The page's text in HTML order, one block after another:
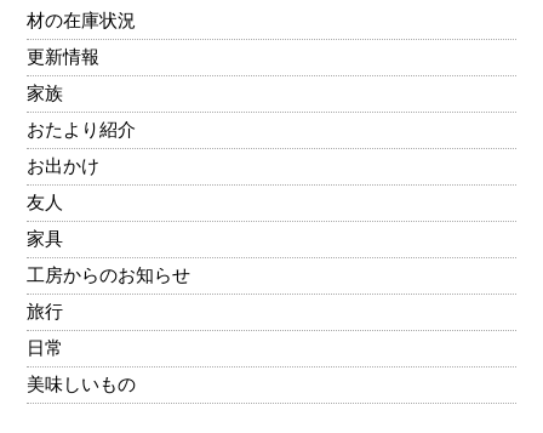
材の在庫状況
更新情報
家族
おたより紹介
お出かけ
友人
家具
工房からのお知らせ
旅行
日常
美味しいもの